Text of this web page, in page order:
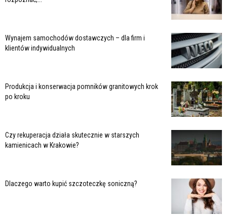
Wynajem samochodów dostawczych – dla firm i
klientów indywidualnych
Produkcja i konserwacja pomników granitowych krok
po kroku
Czy rekuperacja działa skutecznie w starszych
kamienicach w Krakowie?
Dlaczego warto kupić szczoteczkę soniczną?